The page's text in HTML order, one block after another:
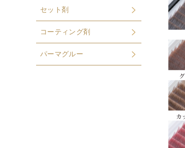
セット剤
コーティング剤
パーマグルー